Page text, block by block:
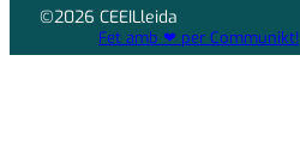
©2026 CEEILleida
Fet amb ❤ per Communikt!